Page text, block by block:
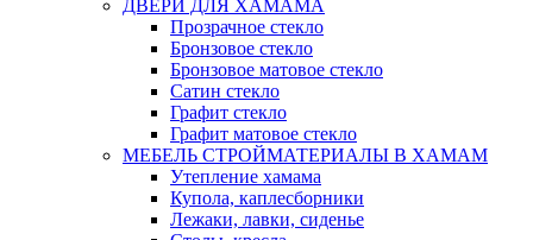
ДВЕРИ ДЛЯ ХАМАМА
Прозрачное стекло
Бронзовое стекло
Бронзовое матовое стекло
Сатин стекло
Графит стекло
Графит матовое стекло
МЕБЕЛЬ СТРОЙМАТЕРИАЛЫ В ХАМАМ
Утепление хамама
Купола, каплесборники
Лежаки, лавки, сиденье